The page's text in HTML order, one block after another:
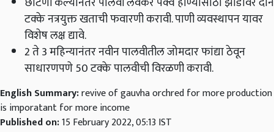
टक्के नत्रयुक्त खताची फवारणी करावी.पाणी व्यवस्थापन यावर
विशेष लक्ष द्यावे.
2 ते 3 महिन्यानंतर नवीन पालवीतील जोमदार फांद्या ठेवून
साधारणपणे 50 टक्के पालवीची विरळणी करावी.
English Summary:revive of gauvha orchred for more production
is imporatant for more income
Published on:15 February 2022, 05:13 IST